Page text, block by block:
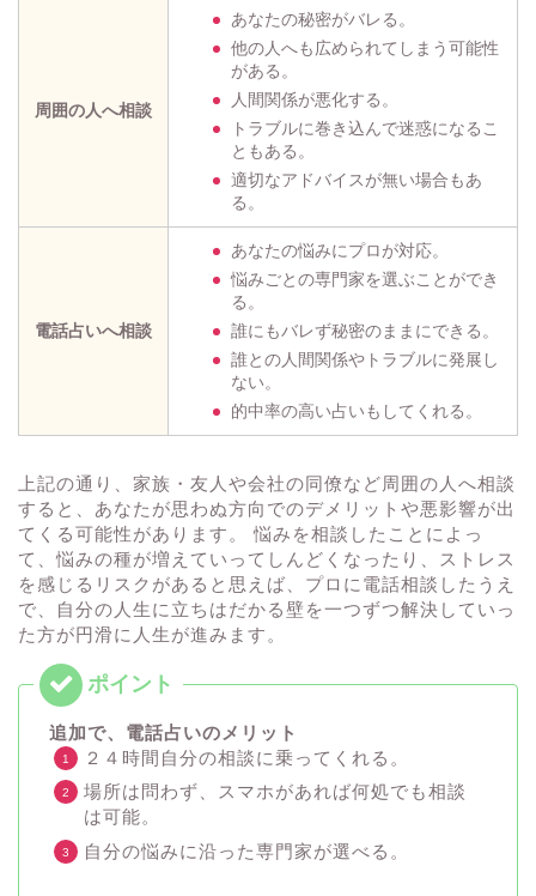
周囲の人へ相談
あなたの秘密がバレる。
他の人へも広められてしまう可能性
がある。
人間関係が悪化する。
トラブルに巻き込んで迷惑になるこ
ともある。
適切なアドバイスが無い場合もあ
る。
電話占いへ相談
あなたの悩みにプロが対応。
悩みごとの専門家を選ぶことができ
る。
誰にもバレず秘密のままにできる。
誰との人間関係やトラブルに発展し
ない。
的中率の高い占いもしてくれる。
上記の通り、家族・友人や会社の同僚など周囲の人へ相談
すると、あなたが思わぬ方向でのデメリットや悪影響が出
てくる可能性があります。 悩みを相談したことによっ
て、悩みの種が増えていってしんどくなったり、ストレス
を感じるリスクがあると思えば、プロに電話相談したうえ
で、自分の人生に立ちはだかる壁を一つずつ解決していっ
た方が円滑に人生が進みます。
追加で、電話占いのメリット
２４時間自分の相談に乗ってくれる。
場所は問わず、スマホがあれば何処でも相談
は可能。
自分の悩みに沿った専門家が選べる。